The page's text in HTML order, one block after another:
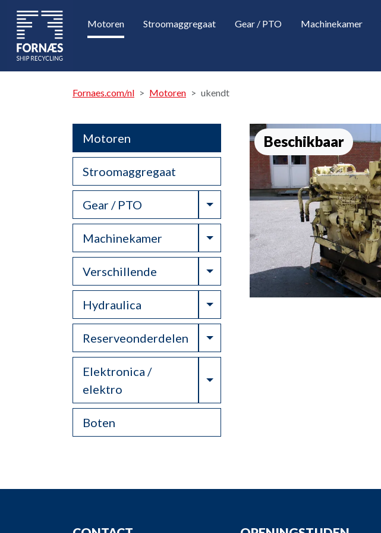
Motoren Stroomaggregaat Gear / PTO Machinekamer
Fornaes.com/nl Motoren ukendt
Motoren
Stroomaggregaat
Gear / PTO Toggle Dropdown
Machinekamer Toggle Dropdown
Verschillende Toggle Dropdown
Hydraulica Toggle Dropdown
Reserveonderdelen Toggle Dropdown
Elektronica /
elektro
Toggle Dropdown
Boten
Beschikbaar